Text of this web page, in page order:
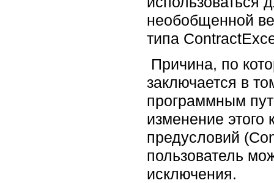
необобщенной
типа
Причина, по
заключается в
программным
изменение этого
предусловий
пользователь
исключения.